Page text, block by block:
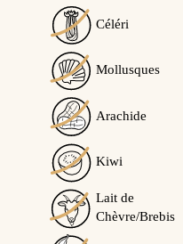
Céléri
Mollusques
Arachide
Kiwi
Lait de
Chèvre/Brebis